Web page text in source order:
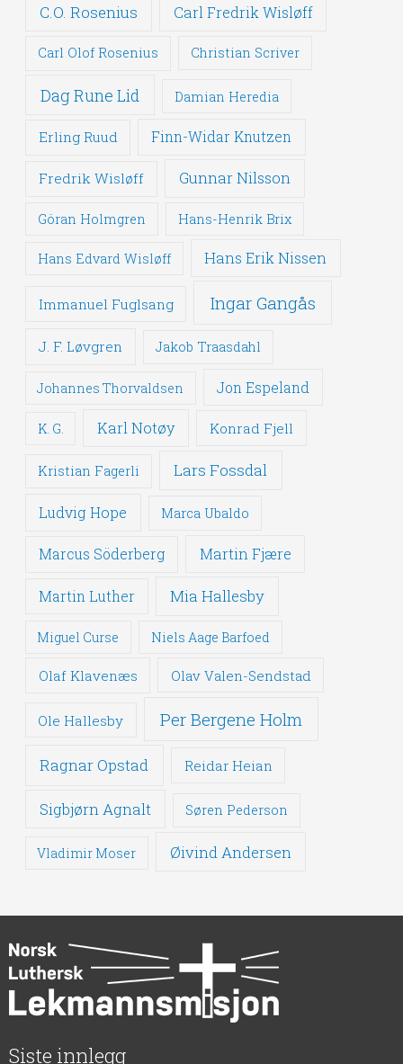
C.O. Rosenius Carl Fredrik Wisløff
Carl Olof Rosenius Christian Scriver
Dag Rune Lid Damian Heredia
Erling Ruud Finn-Widar Knutzen
Fredrik Wisløff Gunnar Nilsson
Göran Holmgren Hans-Henrik Brix
Hans Edvard Wisløff Hans Erik Nissen
Immanuel Fuglsang Ingar Gangås
J. F. Løvgren Jakob Traasdahl
Johannes Thorvaldsen Jon Espeland
K. G. Karl Notøy Konrad Fjell
Kristian Fagerli Lars Fossdal
Ludvig Hope Marca Ubaldo
Marcus Söderberg Martin Fjære
Martin Luther Mia Hallesby
Miguel Curse Niels Aage Barfoed
Olaf Klavenæs Olav Valen-Sendstad
Ole Hallesby Per Bergene Holm
Ragnar Opstad Reidar Heian
Sigbjørn Agnalt Søren Pederson
Vladimir Moser Øivind Andersen
Siste innlegg